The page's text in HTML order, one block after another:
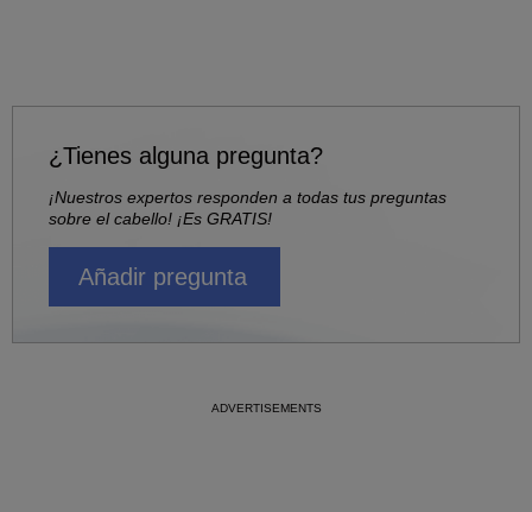
¿Tienes alguna pregunta?
¡Nuestros expertos responden a todas tus preguntas
sobre el cabello! ¡Es GRATIS!
Añadir pregunta